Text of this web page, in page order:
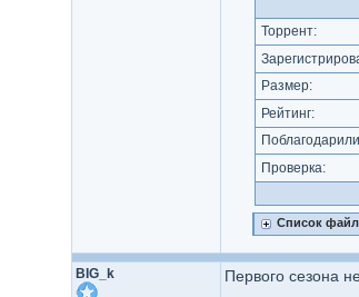
Торрент:
Размер:
Рейтинг:
Проверка:
Список
BIG_k Первого сезона